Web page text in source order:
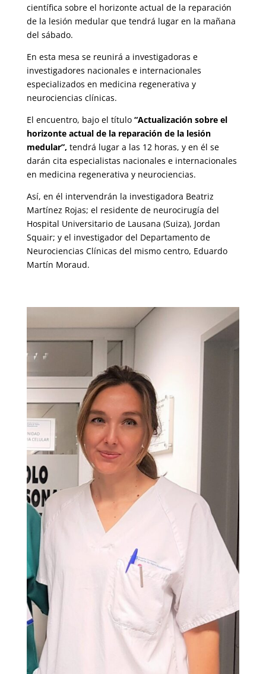
científica sobre el horizonte actual de la reparación
de la lesión medular que tendrá lugar en la mañana
del sábado.
En esta mesa se reunirá a investigadoras e
investigadores nacionales e internacionales
especializados en medicina regenerativa y
neurociencias clínicas.
El encuentro, bajo el título “Actualización sobre el
horizonte actual de la reparación de la lesión
medular”, tendrá lugar a las 12 horas, y en él se
darán cita especialistas nacionales e internacionales
en medicina regenerativa y neurociencias.
Así, en él intervendrán la investigadora Beatriz
Martínez Rojas; el residente de neurocirugía del
Hospital Universitario de Lausana (Suiza), Jordan
Squair; y el investigador del Departamento de
Neurociencias Clínicas del mismo centro, Eduardo
Martín Moraud.